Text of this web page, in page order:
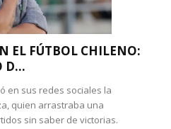
EL FÚTBOL CHILENO:
D...
en sus redes sociales la
quien arrastraba una
sin saber de victorias.